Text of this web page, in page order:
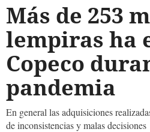
Más de 253
lempiras ha
Copeco
pandemia
En general las adquisiciones
de inconsistencias y malas decisiones